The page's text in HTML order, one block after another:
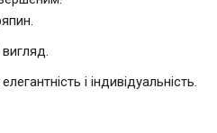
і індивідуальність.